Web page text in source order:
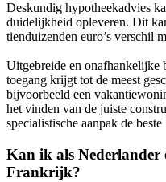
Deskundig hypotheekadvies
duidelijkheid opleveren. Dit
tienduizenden euro’s verschil
Uitgebreide en onafhankelijke
toegang krijgt tot de meest
bijvoorbeeld een
het vinden van de juiste
specialistische aanpak de beste
Kan ik als Nederlander
Frankrijk?